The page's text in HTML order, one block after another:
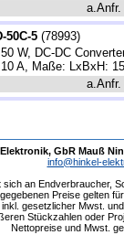
a.Anfr.
50C-5 (78993)
50 W, DC-DC
10 A, Maße: LxBxH:
a.Anfr.
GbR Mauß
info@hinkel-
sich an Endverbraucher,
Preise gelten
gesetzlicher Mwst.
Stückzahlen oder
Nettopreise und Mwst.